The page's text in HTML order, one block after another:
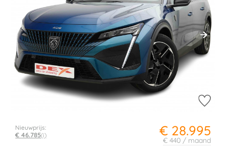
€ 28.995
€ 440 / maand
Nieuwprijs:
€ 46.785(i)